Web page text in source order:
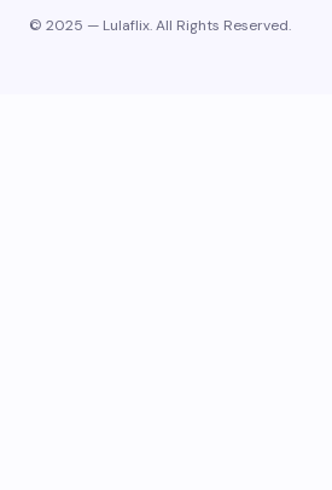
© 2025 — Lulaflix. All Rights Reserved.